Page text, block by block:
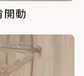
開動